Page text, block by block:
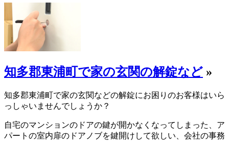
知多郡東浦町で家の玄関の解錠など »
知多郡東浦町で家の玄関などの解錠にお困りのお客様はいら
っしゃいませんでしょうか？
自宅のマンションのドアの鍵が開かなくなってしまった、ア
パートの室内扉のドアノブを鍵開けして欲しい、会社の事務